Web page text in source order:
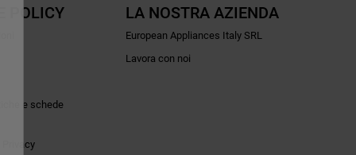
POLICY
e schede
Privacy
LA NOSTRA AZIENDA
European Appliances Italy SRL
Lavora con noi